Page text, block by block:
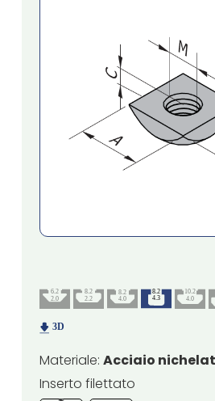
Materiale:Acciaio
Inserto filettato